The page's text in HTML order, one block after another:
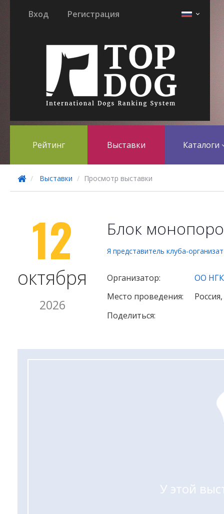
Вход Регистрация
Рейтинг Выставки Каталоги
Выставки Просмотр выставки
12
октября
2026
Блок
Я представитель клуба-
Организатор:
ОО
Место проведения:
Поделиться:
У этой